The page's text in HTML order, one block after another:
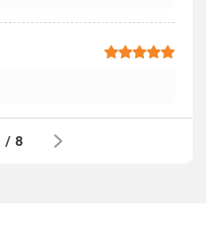
/ 8